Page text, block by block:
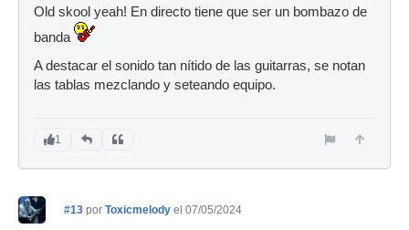
Old skool yeah! En directo tiene que ser un bombazo de
banda
A destacar el sonido tan nítido de las guitarras, se notan
las tablas mezclando y seteando equipo.
1
#13 por Toxicmelody el 07/05/2024